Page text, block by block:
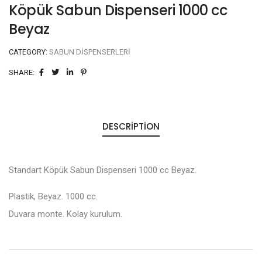
Köpük Sabun Dispenseri 1000 cc
Beyaz
CATEGORY: SABUN DISPENSERLERI
SHARE:
DESCRIPTION
Standart Köpük Sabun Dispenseri 1000 cc Beyaz.
Plastik, Beyaz. 1000 cc.
Duvara monte. Kolay kurulum.